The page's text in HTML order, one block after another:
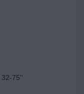
32-75''